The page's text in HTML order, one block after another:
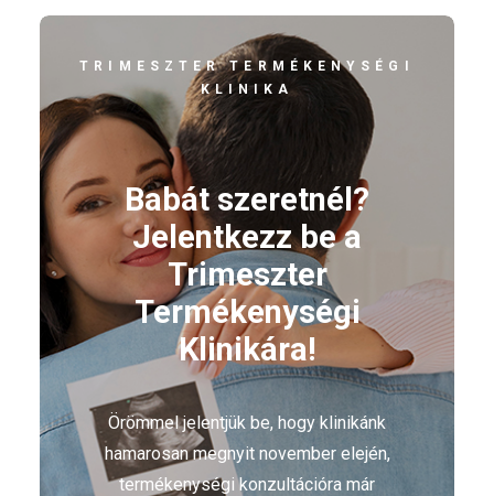
TRIMESZTER TERMÉKENYSÉGI
KLINIKA
Babát szeretnél?
Jelentkezz be a
Trimeszter
Termékenységi
Klinikára!
Örömmel jelentjük be, hogy klinikánk
hamarosan megnyit november elején,
termékenységi konzultációra már